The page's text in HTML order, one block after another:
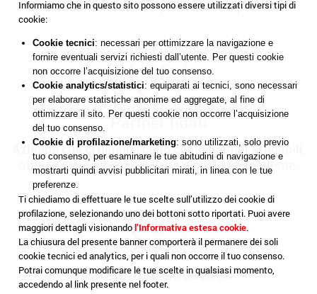
La conferma di essere il partner ideale per il B2B
50
Partnerfidati
Aziende che ci hanno scelto come partner affidabili
offrendo soluzioni su misura e qualità eccellente.
800
Progetti di successo
Informiamo che in questo sito possono essere utilizzati diversi tipi di
cookie:
Cookie tecnici: necessari per ottimizzare la navigazione e
fornire eventuali servizi richiesti dall’utente. Per questi cookie
non occorre l’acquisizione del tuo consenso.
Cookie analytics/statistici: equiparati ai tecnici, sono necessari
per elaborare statistiche anonime ed aggregate, al fine di
ottimizzare il sito. Per questi cookie non occorre l’acquisizione
del tuo consenso.
Cookie di profilazione/marketing: sono utilizzati, solo previo
tuo consenso, per esaminare le tue abitudini di navigazione e
mostrarti quindi avvisi pubblicitari mirati, in linea con le tue
preferenze.
Ti chiediamo di effettuare le tue scelte sull’utilizzo dei cookie di
profilazione, selezionando uno dei bottoni sotto riportati. Puoi avere
maggiori dettagli visionandol’Informativa estesa cookie.
La chiusura del presente banner comporterà il permanere dei soli
cookie tecnici ed analytics, per i quali non occorre il tuo consenso.
Potrai comunque modificare le tue scelte in qualsiasi momento,
accedendo al link presente nel footer.